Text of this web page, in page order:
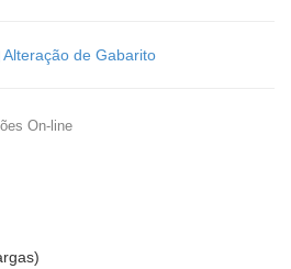
Alteração de Gabarito
On-line